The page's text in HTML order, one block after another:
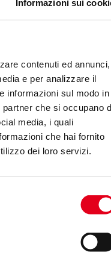
Informazioni sui
contenuti ed annunci,
e per analizzare il
informazioni sul modo in
che si occupano
media, i quali
che hai fornito
dei loro servizi.
in ogni fase
dall’analisi
per campagne
copy e format. Non è
ma di come integrarla